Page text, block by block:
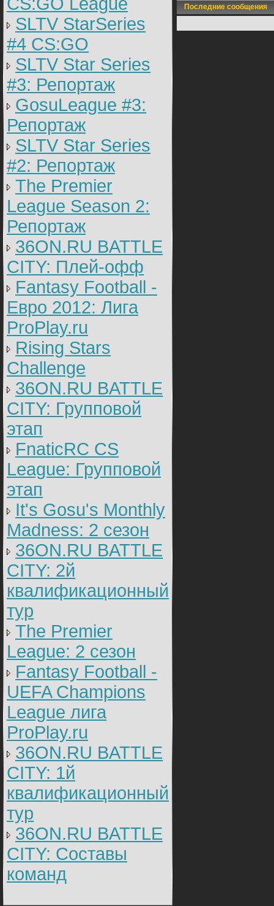
SLTV StarSeries
#4 CS:GO
SLTV Star Series
#3: Репортаж
GosuLeague #3:
Репортаж
SLTV Star Series
#2: Репортаж
The Premier
League Season 2:
Репортаж
36ON.RU BATTLE
CITY: Плей-офф
Fantasy Football -
Евро 2012: Лига
ProPlay.ru
Rising Stars
Challenge
36ON.RU BATTLE
CITY: Групповой
этап
FnaticRC CS
League: Групповой
этап
It's Gosu's Monthly
Madness: 2 сезон
36ON.RU BATTLE
CITY: 2й
квалификационный
тур
The Premier
League: 2 cезон
Fantasy Football -
UEFA Champions
League лига
ProPlay.ru
36ON.RU BATTLE
CITY: 1й
квалификационный
тур
36ON.RU BATTLE
CITY: Составы
команд
Последние сообщения